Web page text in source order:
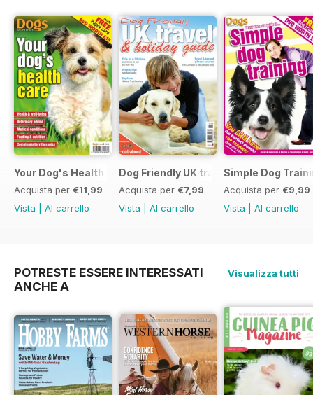
Your Dog's Health Care
Acquista per €11,99
Vista
Al carrello
Dog Friendly UK travel & holiday
Acquista per €7,99
Vista
Al carrello
Simple Dog
Acquista per €9,99
Vista
Al carrello
POTRESTE ESSERE INTERESSATI
ANCHE A
Visualizza tutti